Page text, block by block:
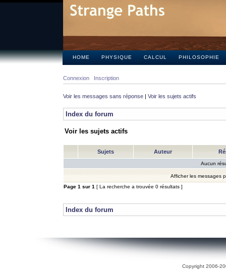
HOME PHYSIQUE CALCUL PHILOSOPHIE
Connexion Inscription
Voir les messages sans réponse | Voir les sujets actifs
Index du forum
Voir les sujets actifs
Sujets Auteur
Aucun
Afficher les messages
Page 1 sur 1 [ La recherche a trouvée 0 résultats ]
Index du forum
Copyright 2006-